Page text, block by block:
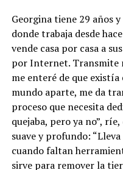
Georgina tiene 29 años
donde trabaja desde
vende casa por casa a
por Internet. Transmite
me enteré de que existía
mundo aparte, me da
proceso que necesita
quejaba, pero ya no”,
suave y profundo:
cuando faltan
sirve para remover la